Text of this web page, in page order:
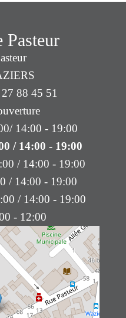
Pasteur
88 45 51
14:00 - 19:00
/ 14:00 - 19:00
/ 14:00 - 19:00
/ 14:00 - 19:00
/ 14:00 - 19:00
- 12:00